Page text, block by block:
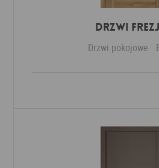
DRZWI
Drzwi pokojowe
Dodaj do